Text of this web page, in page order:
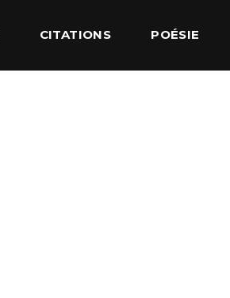
CITATIONS POÉSIE